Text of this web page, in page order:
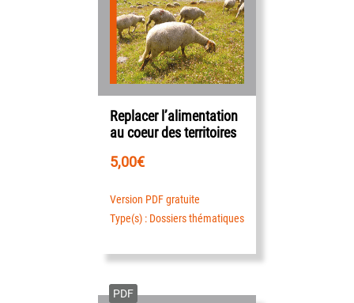
Replacer l’alimentation
au coeur des territoires
5,00€
Version PDF gratuite
Type(s) : Dossiers thématiques
PDF